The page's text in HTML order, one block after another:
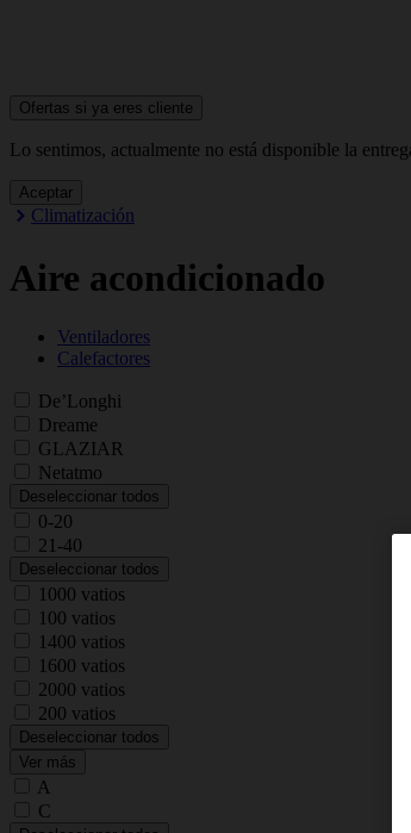
Ofertas si ya eres cliente
Lo sentimos, actualmente no está disponible la
Aceptar
Climatización
Aire acondicionado
Ventiladores
Calefactores
De’Longhi
Dreame
GLAZIAR
Netatmo
Deseleccionar todos
0-20
21-40
Deseleccionar todos
1000 vatios
100 vatios
1400 vatios
1600 vatios
2000 vatios
200 vatios
Deseleccionar todos
Ver más
A
C